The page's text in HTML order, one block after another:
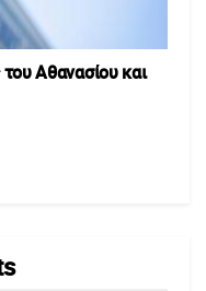
Αθανασίου και